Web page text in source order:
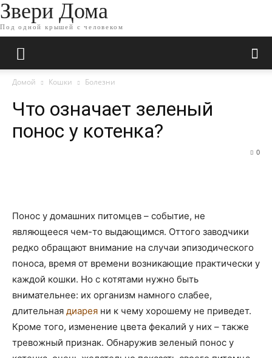
Звери Дома
Под одной крышей с человеком
Домой Кошки Болезни
Что означает зеленый
понос у котенка?
0
Понос у домашних питомцев – событие, не
являющееся чем-то выдающимся. Оттого заводчики
редко обращают внимание на случаи эпизодического
поноса, время от времени возникающие практически у
каждой кошки. Но с котятами нужно быть
внимательнее: их организм намного слабее,
длительная диарея ни к чему хорошему не приведет.
Кроме того, изменение цвета фекалий у них – также
тревожный признак. Обнаружив зеленый понос у